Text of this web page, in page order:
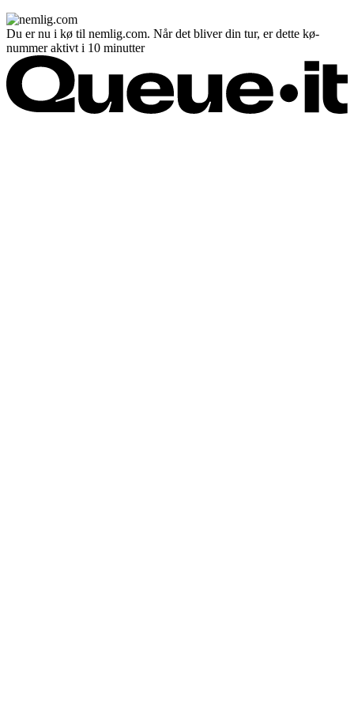
Du er nu i kø til nemlig.com. Når det bliver din tur, er dette kø-
nummer aktivt i 10 minutter